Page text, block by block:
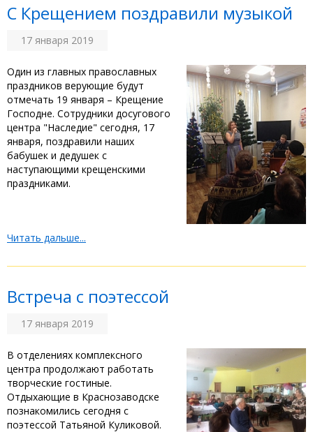
С Крещением поздравили музыкой
17 января 2019
Один из главных православных
праздников верующие будут
отмечать 19 января – Крещение
Господне. Сотрудники досугового
центра "Наследие" сегодня, 17
января, поздравили наших
бабушек и дедушек с
наступающими крещенскими
праздниками.
Читать дальше...
Встреча с поэтессой
17 января 2019
В отделениях комплексного
центра продолжают работать
творческие гостиные.
Отдыхающие в Краснозаводске
познакомились сегодня с
поэтессой Татьяной Куликовой.